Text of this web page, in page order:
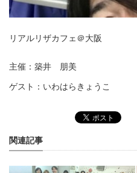
リアルリザカフェ＠大阪
主催：築井 朋美
ゲスト：いわはらきょうこ
関連記事